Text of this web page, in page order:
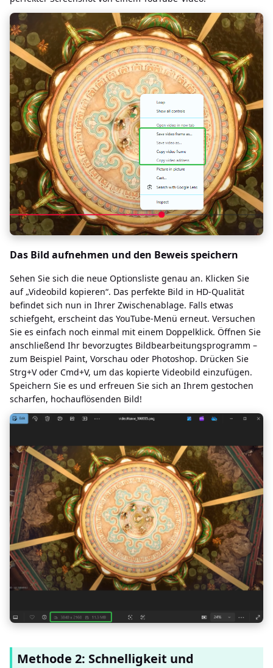
Das Bild aufnehmen und den Beweis speichern
Sehen Sie sich die neue Optionsliste genau an. Klicken Sie
auf „Videobild kopieren“. Das perfekte Bild in HD-Qualität
befindet sich nun in Ihrer Zwischenablage. Falls etwas
schiefgeht, erscheint das YouTube-Menü erneut. Versuchen
Sie es einfach noch einmal mit einem Doppelklick. Öffnen Sie
anschließend Ihr bevorzugtes Bildbearbeitungsprogramm –
zum Beispiel Paint, Vorschau oder Photoshop. Drücken Sie
Strg+V oder Cmd+V, um das kopierte Videobild einzufügen.
Speichern Sie es und erfreuen Sie sich an Ihrem gestochen
scharfen, hochauflösenden Bild!
Methode 2: Schnelligkeit und